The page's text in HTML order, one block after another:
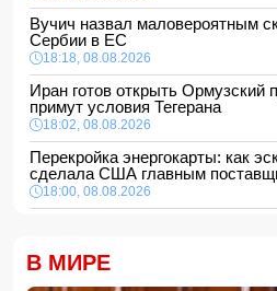
Вучич назвал маловероятным
Сербии в ЕС
18:18, 08.08.2026
Иран готов открыть
примут условия Тегерана
18:02, 08.08.2026
Перекройка энергокарты: как
сделала США главным
18:00, 08.08.2026
16:48, 08.08.2026
В МИРЕ